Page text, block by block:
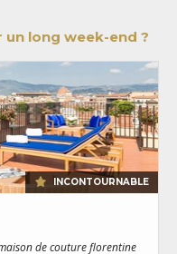
long week-end ?
INCONTOURNABLE
de couture florentine